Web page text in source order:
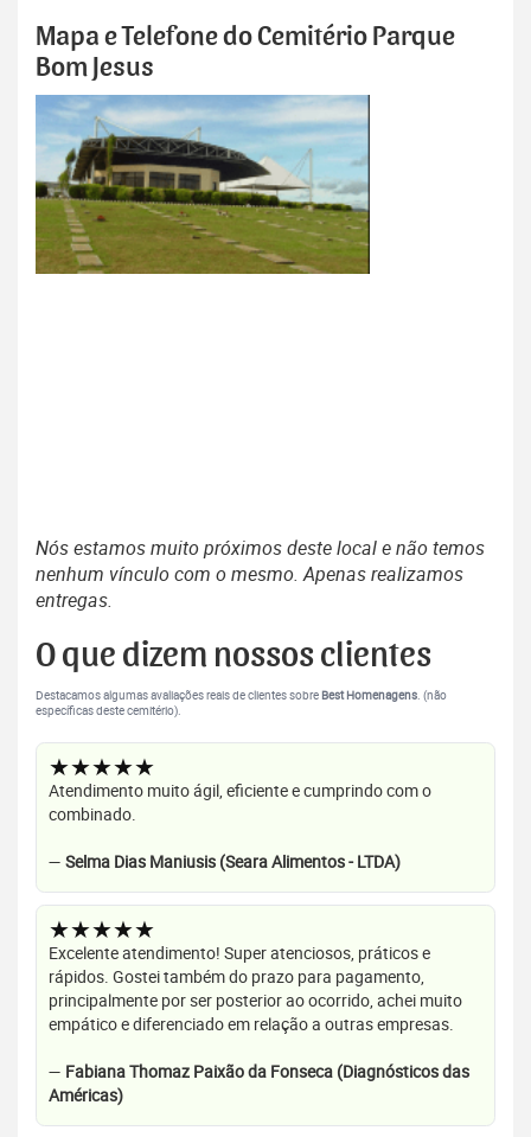
Mapa e Telefone do Cemitério Parque
Bom Jesus
Nós estamos muito próximos deste local e não temos
nenhum vínculo com o mesmo. Apenas realizamos
entregas.
O que dizem nossos clientes
Destacamos algumas avaliações reais de clientes sobre Best Homenagens. (não
específicas deste cemitério).
★★★★★
Atendimento muito ágil, eficiente e cumprindo com o
combinado.
— Selma Dias Maniusis (Seara Alimentos - LTDA)
★★★★★
Excelente atendimento! Super atenciosos, práticos e
rápidos. Gostei também do prazo para pagamento,
principalmente por ser posterior ao ocorrido, achei muito
empático e diferenciado em relação a outras empresas.
— Fabiana Thomaz Paixão da Fonseca (Diagnósticos das
Américas)